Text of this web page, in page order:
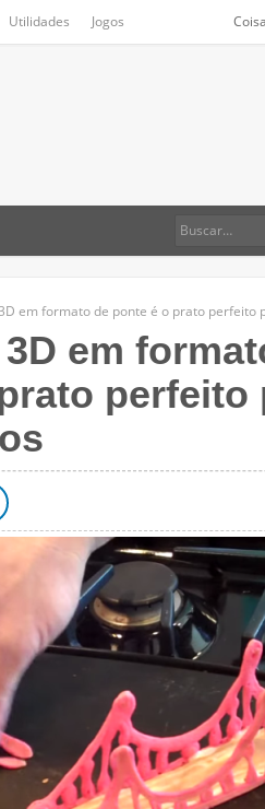
Utilidades Jogos
em formato de ponte é o prato perfeito
em
perfeito